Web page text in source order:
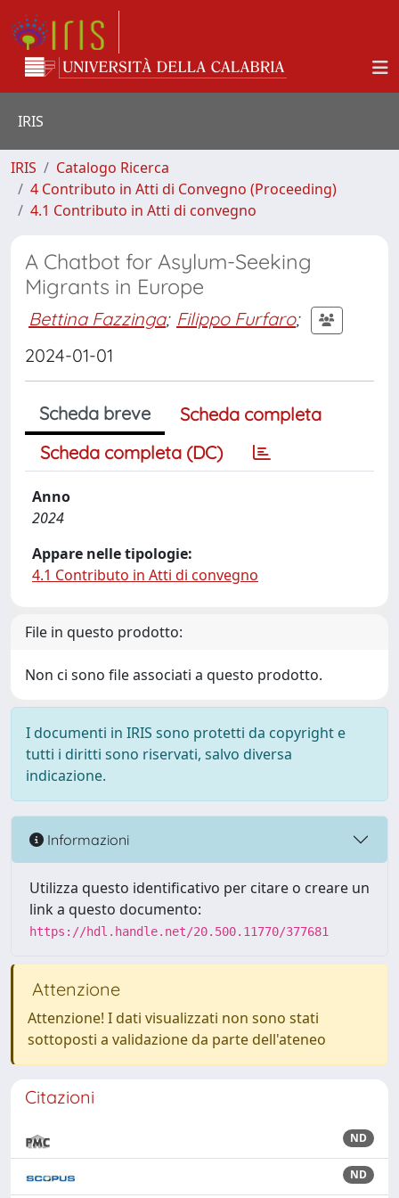
IRIS
IRIS
Catalogo Ricerca
4 Contributo in Atti di Convegno (Proceeding)
4.1 Contributo in Atti di convegno
A Chatbot for Asylum-Seeking
Migrants in Europe
Bettina Fazzinga; Filippo Furfaro;
2024-01-01
Scheda breve
Scheda completa
Scheda completa (DC)
Anno
2024
Appare nelle tipologie:
4.1 Contributo in Atti di convegno
File in questo prodotto:
Non ci sono file associati a questo prodotto.
I documenti in IRIS sono protetti da copyright e
tutti i diritti sono riservati, salvo diversa
indicazione.
Informazioni
Utilizza questo identificativo per citare o creare un
link a questo documento:
https://hdl.handle.net/20.500.11770/377681
Attenzione
Attenzione! I dati visualizzati non sono stati
sottoposti a validazione da parte dell'ateneo
Citazioni
ND
ND